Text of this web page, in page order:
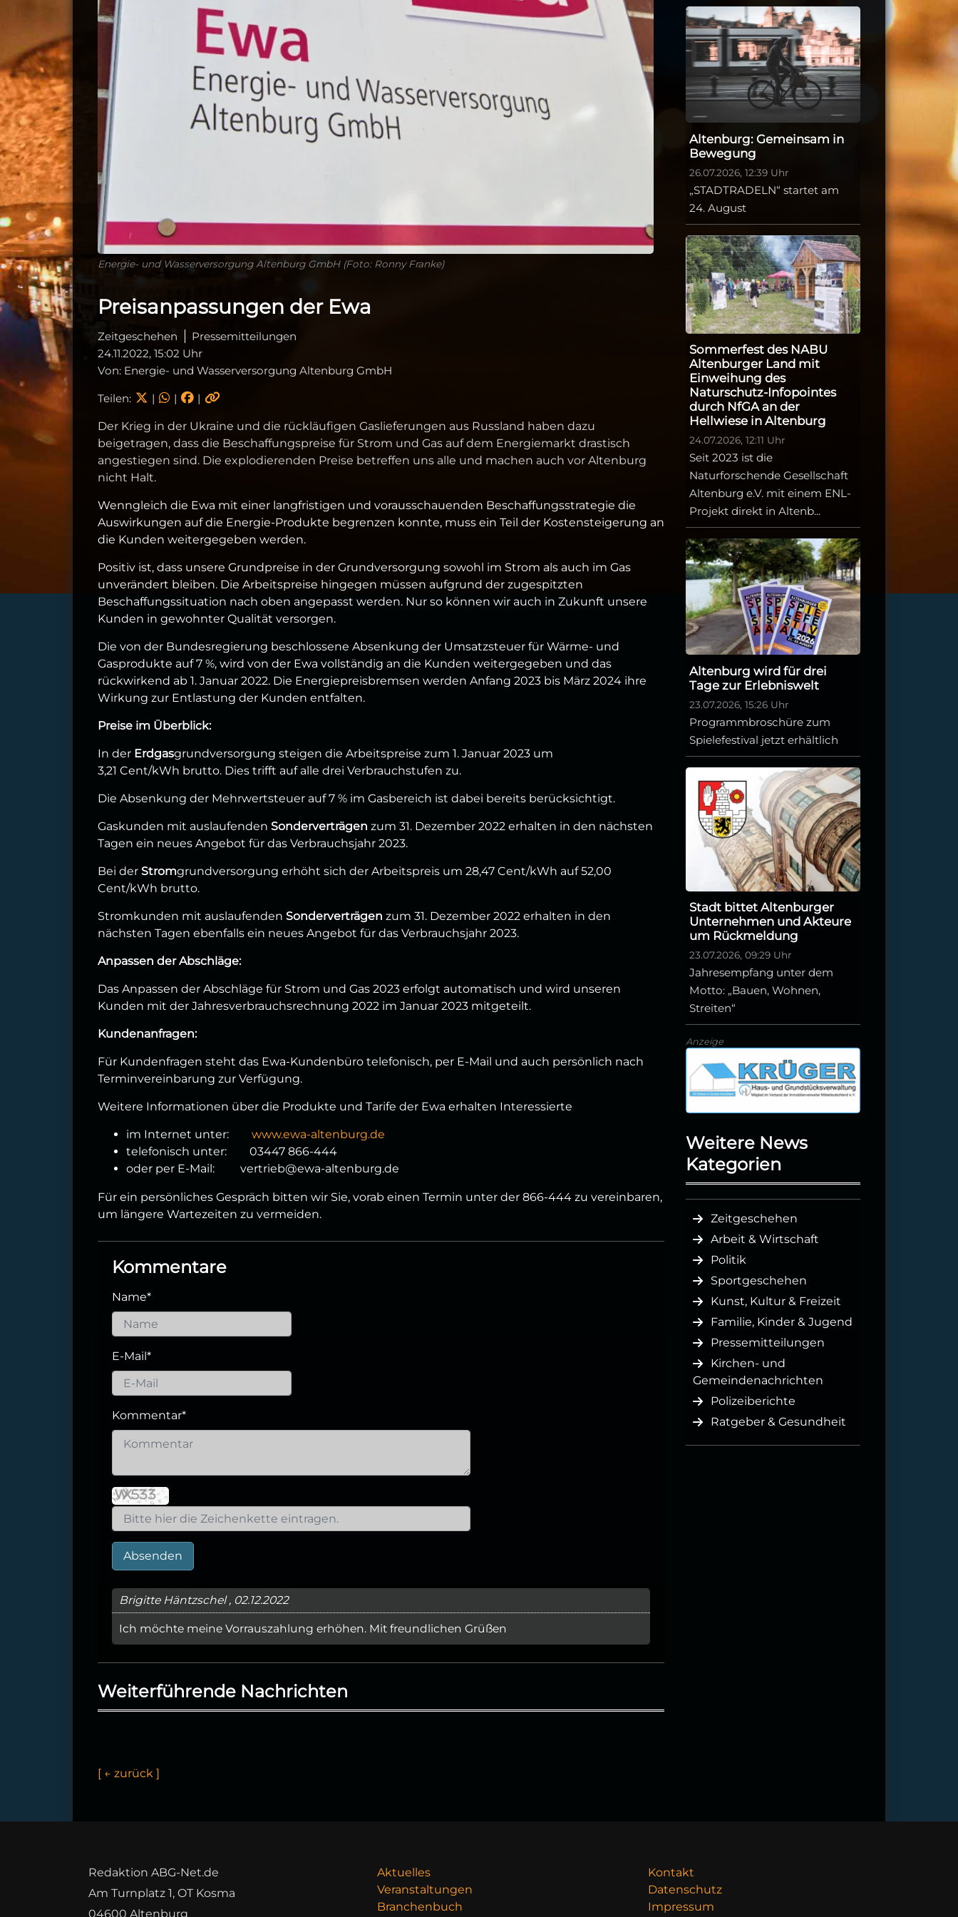
Energie- und Wasserversorgung Altenburg GmbH (Foto: Ronny Franke)
Preisanpassungen der Ewa
Zeitgeschehen
Pressemitteilungen
24.11.2022, 15:02 Uhr
Von: Energie- und Wasserversorgung Altenburg GmbH
Teilen: | | |
Der Krieg in der Ukraine und die rückläufigen Gaslieferungen aus Russland haben dazu
beigetragen, dass die Beschaffungspreise für Strom und Gas auf dem Energiemarkt drastisch
angestiegen sind. Die explodierenden Preise betreffen uns alle und machen auch vor Altenburg
nicht Halt.
Wenngleich die Ewa mit einer langfristigen und vorausschauenden Beschaffungsstrategie die
Auswirkungen auf die Energie-Produkte begrenzen konnte, muss ein Teil der Kosten­steigerung an
die Kunden weitergegeben werden.
Positiv ist, dass unsere Grundpreise in der Grundversorgung sowohl im Strom als auch im Gas
unverändert bleiben. Die Arbeitspreise hingegen müssen aufgrund der zugespitzten
Beschaffungssituation nach oben angepasst werden. Nur so können wir auch in Zukunft unsere
Kunden in gewohnter Qualität versorgen.
Die von der Bundesregierung beschlossene Absenkung der Umsatzsteuer für Wärme- und
Gasprodukte auf 7 %, wird von der Ewa vollständig an die Kunden weitergegeben und das
rückwirkend ab 1. Januar 2022. Die Energiepreisbremsen werden Anfang 2023 bis März 2024 ihre
Wirkung zur Entlastung der Kunden entfalten.
Preise im Überblick:
In der Erdgasgrundversorgung steigen die Arbeitspreise zum 1. Januar 2023 um
3,21 Cent/kWh brutto. Dies trifft auf alle drei Verbrauchstufen zu.
Die Absenkung der Mehrwertsteuer auf 7 % im Gasbereich ist dabei bereits berücksichtigt.
Gaskunden mit auslaufenden Sonderverträgen zum 31. Dezember 2022 erhalten in den nächsten
Tagen ein neues Angebot für das Verbrauchsjahr 2023.
Bei der Stromgrundversorgung erhöht sich der Arbeitspreis um 28,47 Cent/kWh auf 52,00
Cent/kWh brutto.
Stromkunden mit auslaufenden Sonderverträgen zum 31. Dezember 2022 erhalten in den
nächsten Tagen ebenfalls ein neues Angebot für das Verbrauchsjahr 2023.
Anpassen der Abschläge:
Das Anpassen der Abschläge für Strom und Gas 2023 erfolgt automatisch und wird unseren
Kunden mit der Jahresverbrauchsrechnung 2022 im Januar 2023 mitgeteilt.
Kundenanfragen:
Für Kundenfragen steht das Ewa-Kundenbüro telefonisch, per E-Mail und auch persönlich nach
Terminvereinbarung zur Verfügung.
Weitere Informationen über die Produkte und Tarife der Ewa erhalten Interessierte
im Internet unter: www.ewa-altenburg.de
telefonisch unter: 03447 866-444
oder per E-Mail: vertrieb@ewa-altenburg.de
Für ein persönliches Gespräch bitten wir Sie, vorab einen Termin unter der 866-444 zu vereinbaren,
um längere Wartezeiten zu vermeiden.
Kommentare
Name*
E-Mail*
Kommentar*
Absenden
Brigitte Häntzschel , 02.12.2022
Ich möchte meine Vorrauszahlung erhöhen. Mit freundlichen Grüßen
Weiterführende Nachrichten
[ ← z u rück ]
Altenburg: Gemeinsam in
Bewegung
26.07.2026, 12:39 Uhr
„STADTRADELN“ startet am
24. August
Sommerfest des NABU
Altenburger Land mit
Einweihung des
Naturschutz-Infopointes
durch NfGA an der
Hellwiese in Altenburg
24.07.2026, 12:11 Uhr
Seit 2023 ist die
Naturforschende Gesellschaft
Altenburg e.V. mit einem ENL-
Projekt direkt in Altenb...
Altenburg wird für drei
Tage zur Erlebniswelt
23.07.2026, 15:26 Uhr
Programmbroschüre zum
Spielefestival jetzt erhältlich
Stadt bittet Altenburger
Unternehmen und Akteure
um Rückmeldung
23.07.2026, 09:29 Uhr
Jahresempfang unter dem
Motto: „Bauen, Wohnen,
Streiten“
Anzeige
Weitere News
Kategorien
Zeitgeschehen
Arbeit & Wirtschaft
Politik
Sportgeschehen
Kunst, Kultur & Freizeit
Familie, Kinder & Jugend
Pressemitteilungen
Kirchen- und
Gemeindenachrichten
Polizeiberichte
Ratgeber & Gesundheit
Redaktion ABG-Net.de
Am Turnplatz 1, OT Kosma
04600 Altenburg
Aktuelles
Veranstaltungen
Branchenbuch
Kontakt
Datenschutz
Impressum